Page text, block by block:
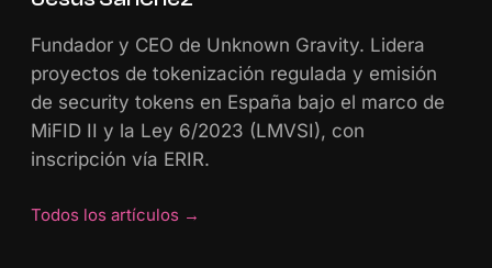
Fundador y CEO de Unknown Gravity. Lidera
proyectos de tokenización regulada y emisión
de security tokens en España bajo el marco de
MiFID II y la Ley 6/2023 (LMVSI), con
inscripción vía ERIR.
Todos los artículos →